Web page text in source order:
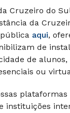
Cruzeiro do
da
aqui,
de
de
ou
plataformas
instituições